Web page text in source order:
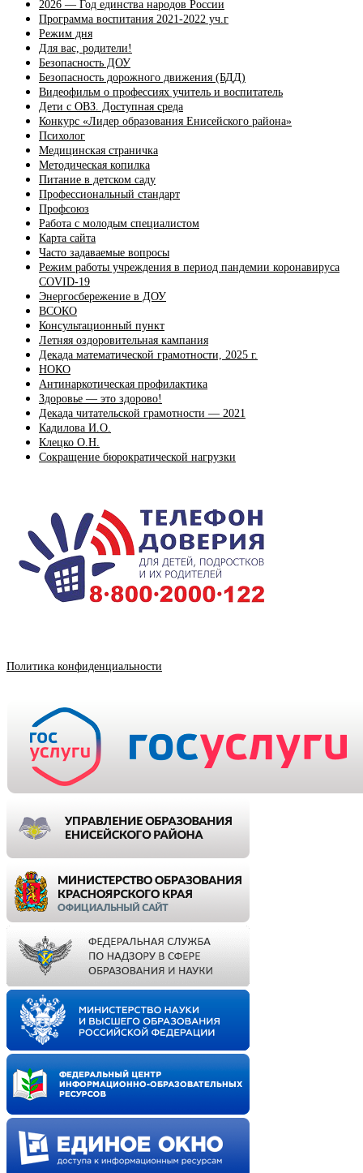
2026 — Год единства народов России
Программа воспитания 2021-2022 уч.г
Режим дня
Для вас, родители!
Безопасность ДОУ
Безопасность дорожного движения (БДД)
Видеофильм о профессиях учитель и воспитатель
Дети с ОВЗ. Доступная среда
Конкурс «Лидер образования Енисейского района»
Психолог
Медицинская страничка
Методическая копилка
Питание в детском саду
Профессиональный стандарт
Профсоюз
Работа с молодым специалистом
Карта сайта
Часто задаваемые вопросы
Режим работы учреждения в период пандемии коронавируса
COVID-19
Энергосбережение в ДОУ
ВСОКО
Консультационный пункт
Летняя оздоровительная кампания
Декада математической грамотности, 2025 г.
НОКО
Антинаркотическая профилактика
Здоровье — это здорово!
Декада читательской грамотности — 2021
Кадилова И.О.
Клецко О.Н.
Сокращение бюрократической нагрузки
Политика конфиденциальности